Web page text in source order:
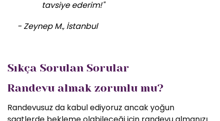
tavsiye ederim!"
- Zeynep M., İstanbul
Sıkça Sorulan Sorular
Randevu almak zorunlu mu?
Randevusuz da kabul ediyoruz ancak yoğun